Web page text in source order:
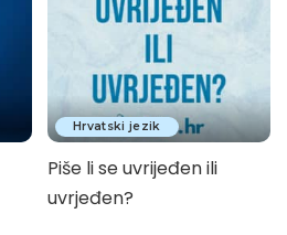
Hrvatski jezik
Piše li se uvrijeđen ili
uvrjeđen?